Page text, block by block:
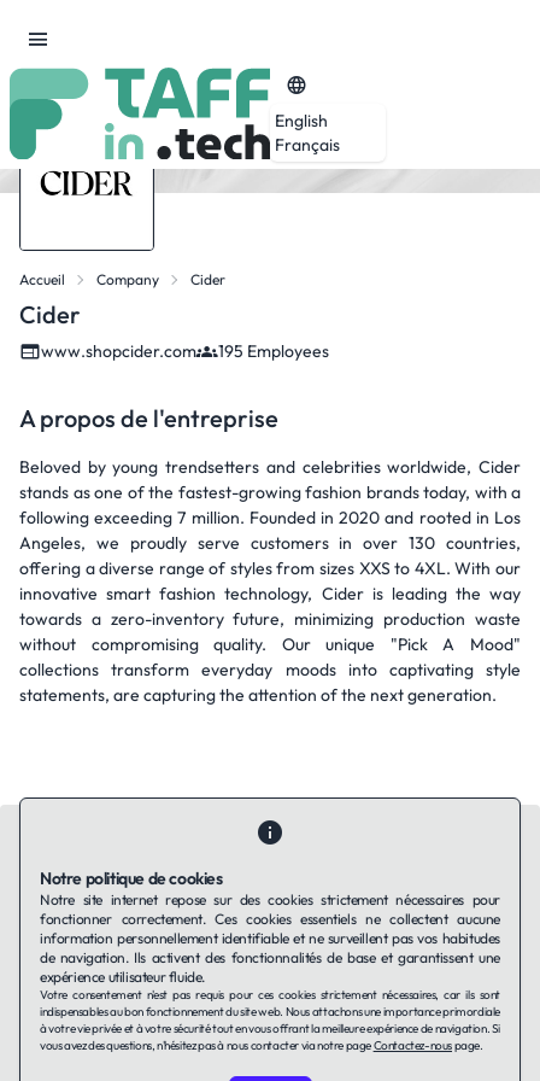
English
Français
Accueil Company Cider
Cider
www.shopcider.com 195 Employees
A propos de l'entreprise
Beloved by young trendsetters and celebrities worldwide, Cider
stands as one of the fastest-growing fashion brands today, with a
following exceeding 7 million. Founded in 2020 and rooted in Los
Angeles, we proudly serve customers in over 130 countries,
offering a diverse range of styles from sizes XXS to 4XL. With our
innovative smart fashion technology, Cider is leading the way
towards a zero-inventory future, minimizing production waste
without compromising quality. Our unique "Pick A Mood"
collections transform everyday moods into captivating style
statements, are capturing the attention of the next generation.
Contactez-nousQui sommes-nous ?Ils utilisent Taffin.tech
Politique de confidentialitéConditions générales
Politique de cookies
LinkedIn
Notre politique de cookies
Notre site internet repose sur des cookies strictement nécessaires pour
fonctionner correctement. Ces cookies essentiels ne collectent aucune
information personnellement identifiable et ne surveillent pas vos habitudes
de navigation. Ils activent des fonctionnalités de base et garantissent une
expérience utilisateur fluide.
Votre consentement n'est pas requis pour ces cookies strictement nécessaires, car ils sont
indispensables au bon fonctionnement du site web. Nous attachons une importance primordiale
à votre vie privée et à votre sécurité tout en vous offrant la meilleure expérience de navigation. Si
vous avez des questions, n'hésitez pas à nous contacter via notre pageContactez-nouspage.